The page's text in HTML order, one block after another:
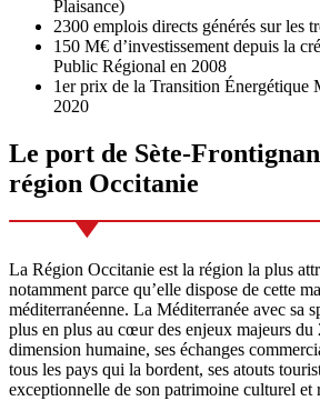
Plaisance)
2300 emplois directs générés sur les
150 M€ d’investissement depuis la
Public Régional en 2008
1er prix de la Transition Énergétique
2020
Le port de Sète-
région Occitanie
La Région Occitanie est la région la plus
notamment parce qu’elle dispose de cette
méditerranéenne. La Méditerranée avec sa
plus en plus au cœur des enjeux majeurs du
dimension humaine, ses échanges
tous les pays qui la bordent, ses atouts
exceptionnelle de son patrimoine culturel et